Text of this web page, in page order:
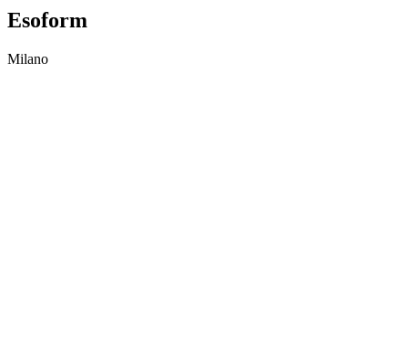
Esoform
Milano